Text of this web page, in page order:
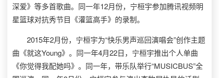
深爱》等多首歌曲。同一年12月份，宁桓宇参加腾讯视频明
星篮球对抗秀节目《灌篮高手》的录制。
2015年2月份，宁桓宇为“快乐男声巡回演唱会”创作主题
曲《就这Young》。同一年4月22日，宁桓宇推出个人单曲
《你觉得我配她吗》。同一年，带乐队举行“MUSICBUS”全